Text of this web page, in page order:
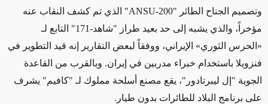
وتصميم الجناح الطائر "ANSU-200" الذي تم كشف النقاب عنه
مؤخراً، والذي يشبه إلى حد بعيد طراز "شاهد-171" التابع لـ
« الحرس الثوري» الإيراني، ووفقاً لبعض التقارير إنه قيد التطوير في
فنزويلا باستخدام خبراء مدربين في إيران. وبالقرب من القاعدة
الجوية "إل ليبرتادور"، يقع مصنع أسلحة مملوك لـ "كافيم" يشرف
على برنامج البلاد للطائرات بدون طيار.